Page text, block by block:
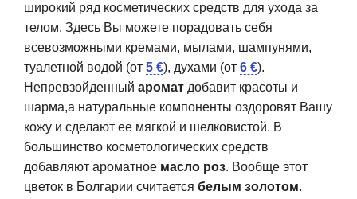
широкий ряд косметических средств для ухода за
телом. Здесь Вы можете порадовать себя
всевозможными кремами, мылами, шампунями,
туалетной водой (от 5 €), духами (от 6 €).
Непревзойденный аромат добавит красоты и
шарма,а натуральные компоненты оздоровят Вашу
кожу и сделают ее мягкой и шелковистой. В
большинство косметологических средств
добавляют ароматное масло роз. Вообще этот
цветок в Болгарии считается белым золотом.